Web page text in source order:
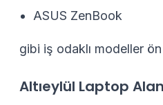
ASUS ZenBook
gibi iş odaklı modeller ön
Altıeylül Laptop